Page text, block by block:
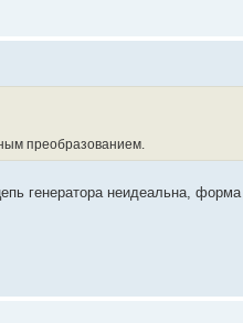
преобразованием.
генератора неидеальна,